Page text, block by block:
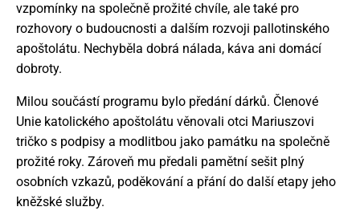
vzpomínky na společně prožité chvíle, ale také pro
rozhovory o budoucnosti a dalším rozvoji pallotinského
apoštolátu. Nechyběla dobrá nálada, káva ani domácí
dobroty.
Milou součástí programu bylo předání dárků. Členové
Unie katolického apoštolátu věnovali otci Mariuszovi
tričko s podpisy a modlitbou jako památku na společně
prožité roky. Zároveň mu předali pamětní sešit plný
osobních vzkazů, poděkování a přání do další etapy jeho
kněžské služby.